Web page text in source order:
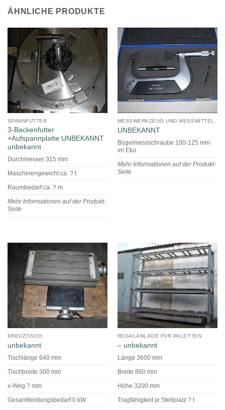
ÄHNLICHE PRODUKTE
SPANNFUTTER
3-Backenfutter
+Aufspannplatte UNBEKANNT
unbekannt
Durchmesser 315 mm
Maschinengewicht ca. ? t
Raumbedarf ca. ? m
Mehr Informationen auf der Produkt-
Seite
MESSWERKZEUG UND MESSMITTEL
UNBEKANNT
Bügelmessschraube 100-125 mm
im Etui
Mehr Informationen auf der Produkt-
Seite
KREUZTISCH
unbekannt
Tischlänge 640 mm
Tischbreite 300 mm
x-Weg ? mm
Gesamtleistungsbedarf 0 kW
REGALANLAGE FÜR PALETTEN
– unbekannt
Länge 3600 mm
Breite 860 mm
Höhe 3200 mm
Tragfähigkeit je Stellplatz ? t